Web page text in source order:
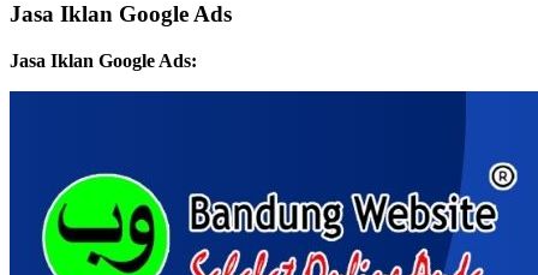
Jasa Iklan Google Ads
Jasa Iklan Google Ads: